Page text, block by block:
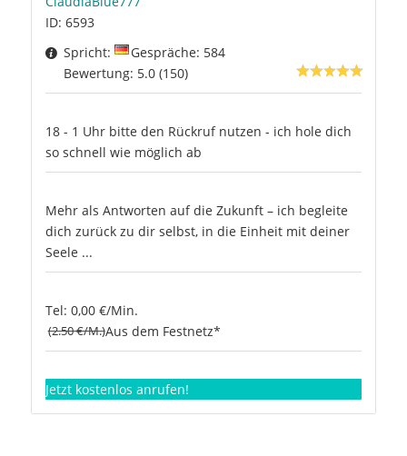
ID: 6593
Spricht:
Gespräche: 584
Bewertung: 5.0 (150)
18 - 1 Uhr bitte den Rückruf nutzen - ich hole dich
so schnell wie möglich ab
Mehr als Antworten auf die Zukunft – ich begleite
dich zurück zu dir selbst, in die Einheit mit deiner
Seele ...
Tel: 0,00 €/Min.
(2.50 €/M.)Aus dem Festnetz*
Jetzt kostenlos anrufen!